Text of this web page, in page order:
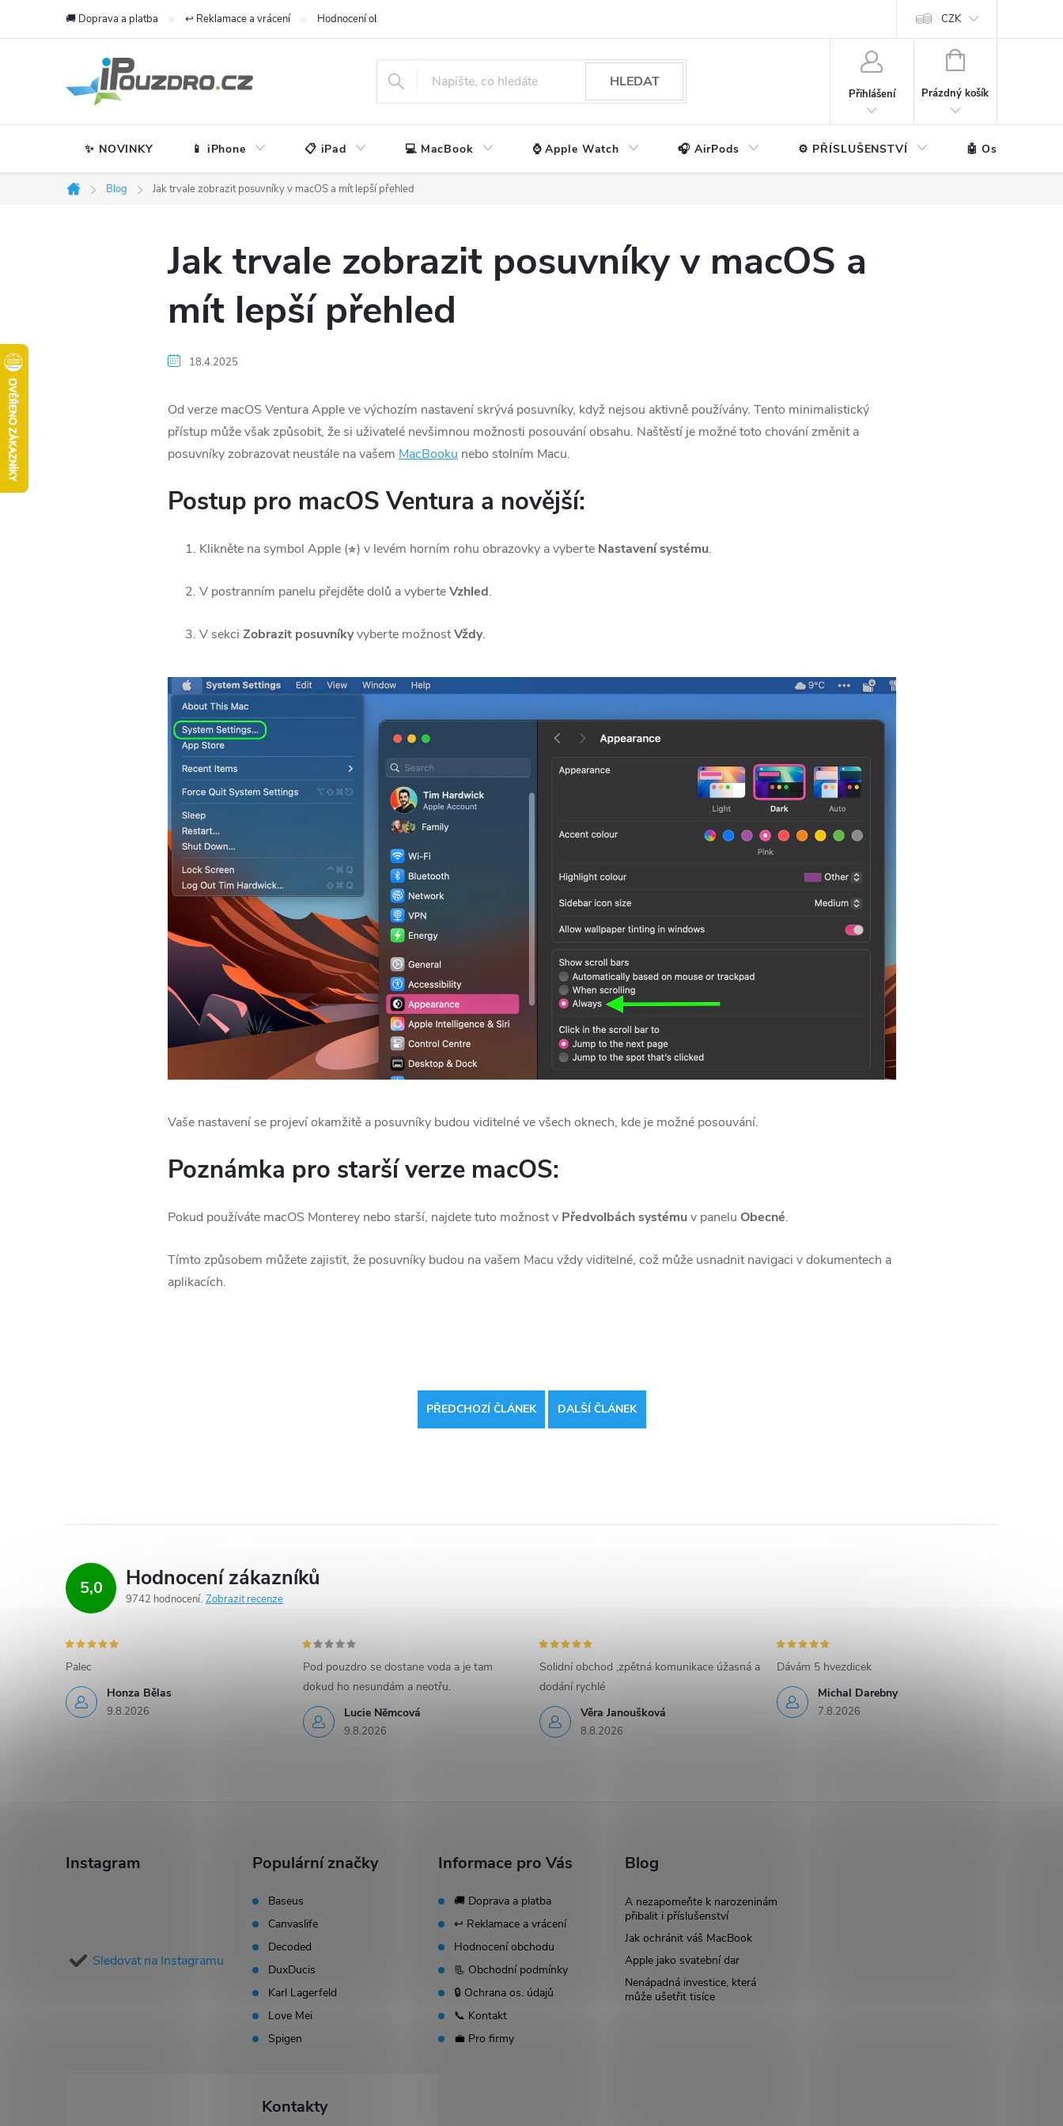
🚚 Doprava a platba ↩️ Reklamace a vrácení Hodnocení obchodu CZK
HLEDAT
Přihlášení
NÁKUPNÍ
Prázdný košík
✨ NOVINKY 📱 iPhone 📋 iPad 💻 MacBook ⌚ Apple Watch 🎧 AirPods ⚙️ PŘÍSLUŠENSTVÍ 🤖 Ostatní
Domů
Blog Jak trvale zobrazit posuvníky v macOS a mít lepší přehled
Jak trvale zobrazit posuvníky v macOS a
mít lepší přehled
18.4.2025
Od verze macOS Ventura Apple ve výchozím nastavení skrývá posuvníky, když nejsou aktivně používány. Tento minimalistický
přístup může však způsobit, že si uživatelé nevšimnou možnosti posouvání obsahu. Naštěstí je možné toto chování změnit a
posuvníky zobrazovat neustále na vašem MacBooku nebo stolním Macu.
Postup pro macOS Ventura a novější:
Klikněte na symbol Apple () v levém horním rohu obrazovky a vyberte Nastavení systému.
V postranním panelu přejděte dolů a vyberteVzhled.
V sekci Zobrazit posuvníkyvyberte možnostVždy.
Vaše nastavení se projeví okamžitě a posuvníky budou viditelné ve všech oknech, kde je možné posouvání.
Poznámka pro starší verze macOS:
Pokud používáte macOS Monterey nebo starší, najdete tuto možnost v Předvolbách systémuv panelu Obecné.
Tímto způsobem můžete zajistit, že posuvníky budou na vašem Macu vždy viditelné, což může usnadnit navigaci v dokumentech a
aplikacích.
PŘEDCHOZÍ ČLÁNEK DALŠÍ ČLÁNEK
5,0 Hodnocení zákazníků
9742 hodnocení Zobrazit recenze
Honza Bělas
9.8.2026
Palec
Lucie Nĕmcová
9.8.2026
Pod pouzdro se dostane voda a je tam
dokud ho nesundám a neotřu.
Věra Janoušková
8.8.2026
Solidní obchod ,zpětná komunikace úžasná a
dodání rychlé
Michal Darebny
7.8.2026
Dávám 5 hvezdicek
Instagram
Sledovat na Instagramu
Populární značky
Baseus
Canvaslife
Decoded
DuxDucis
Karl Lagerfeld
Love Mei
Spigen
Informace pro Vás
🚚 Doprava a platba
↩️ Reklamace a vrácení
Hodnocení obchodu
📃 Obchodní podmínky
🔒 Ochrana os. údajů
📞 Kontakt
💼 Pro firmy
Blog
A nezapomeňte k narozeninám
přibalit i příslušenství
Jak ochránit váš MacBook
Apple jako svatební dar
Nenápadná investice, která
může ušetřit tisíce